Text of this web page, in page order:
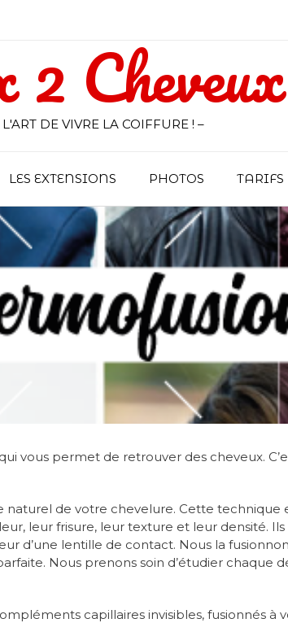
2 Cheveux
L'ART DE VIVRE LA COIFFURE ! –
LES EXTENSIONS PHOTOS TARIFS
vous permet de retrouver des cheveux.
de votre chevelure. Cette technique
leur frisure, leur texture et leur densité.
d’une lentille de contact. Nous la
Nous prenons soin d’étudier chaque
capillaires invisibles, fusionnés